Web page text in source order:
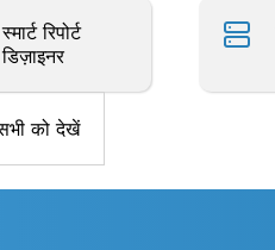
स्मार्ट रिपोर्ट
डिज़ाइनर
को देखें